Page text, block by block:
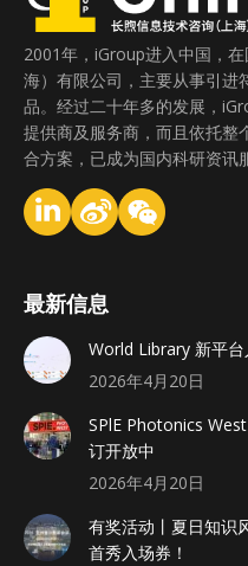
2001年，iGroup进入中国，
海）有限公司，主要从事引进
品。经过二十年多的发展，
提供商及服务商，而且依托整
合方案，已成为国内科研资讯
最新信息
World Library 新平台
2026年4月20日
SPlE Photonics
订开放中
2026年4月20日
有奖活动丨夏日知识
首秀入场券！